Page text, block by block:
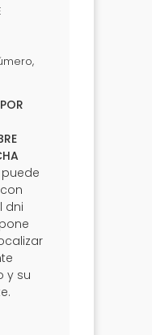
POR
puede
dni
y su